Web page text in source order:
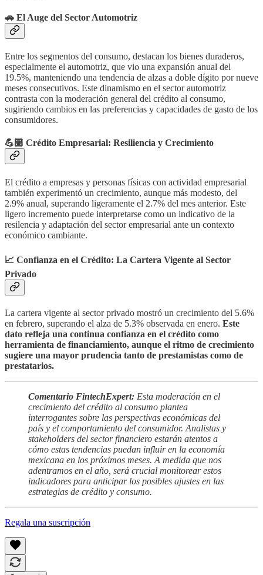
🚗 El Auge del Sector Automotriz
Entre los segmentos del consumo, destacan los bienes duraderos,
especialmente el automotriz, que vio una expansión anual del
19.5%, manteniendo una tendencia de alzas a doble dígito por nueve
meses consecutivos. Este dinamismo en el sector automotriz
contrasta con la moderación general del crédito al consumo,
sugiriendo cambios en las preferencias y capacidades de gasto de los
consumidores.
💪🏼 Crédito Empresarial: Resiliencia y Crecimiento
El crédito a empresas y personas físicas con actividad empresarial
también experimentó un crecimiento, aunque más modesto, del
2.9% anual, superando ligeramente el 2.7% del mes anterior. Este
ligero incremento puede interpretarse como un indicativo de la
resilencia y adaptación del sector empresarial ante un contexto
económico cambiante.
📈 Confianza en el Crédito: La Cartera Vigente al Sector
Privado
La cartera vigente al sector privado mostró un crecimiento del 5.6%
en febrero, superando el alza de 5.3% observada en enero. Este
dato refleja una continua confianza en el crédito como
herramienta de financiamiento, aunque el ritmo de crecimiento
sugiere una mayor prudencia tanto de prestamistas como de
prestatarios.
Comentario FintechExpert: Esta moderación en el
crecimiento del crédito al consumo plantea
interrogantes sobre las perspectivas económicas del
país y el comportamiento del consumidor. Analistas y
stakeholders del sector financiero estarán atentos a
cómo estas tendencias puedan influir en la economía
mexicana en los próximos meses. A medida que nos
adentramos en el año, será crucial monitorear estos
indicadores para anticipar los posibles ajustes en las
estrategias de crédito y consumo.
Regala una suscripción